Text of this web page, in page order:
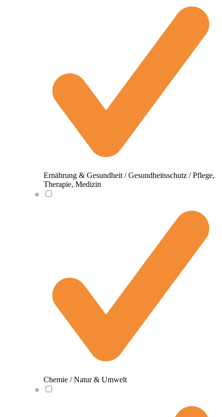
Ernährung & Gesundheit / Gesundheitsschutz / Pflege,
Therapie, Medizin
Chemie / Natur & Umwelt